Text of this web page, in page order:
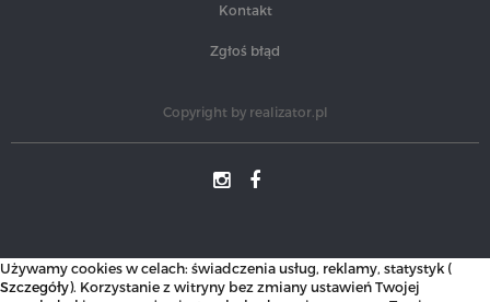
Kontakt
Zgłoś błąd
Copyright by realizator.pl
Używamy cookies w celach: świadczenia usług, reklamy, statystyk (
Szczegóły). Korzystanie z witryny bez zmiany ustawień Twojej